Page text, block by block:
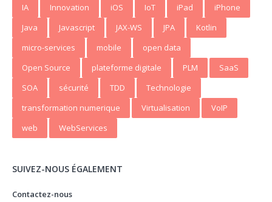
IA
Innovation iOS IoT iPad
iPhone
Java
Javascript JAX-WS JPA
Kotlin
micro-services
mobile
open data
Open Source
plateforme digitale PLM
SaaS
SOA
sécurité TDD
Technologie
transformation numerique
Virtualisation
VoIP
web
WebServices
SUIVEZ-NOUS ÉGALEMENT
Contactez-nous